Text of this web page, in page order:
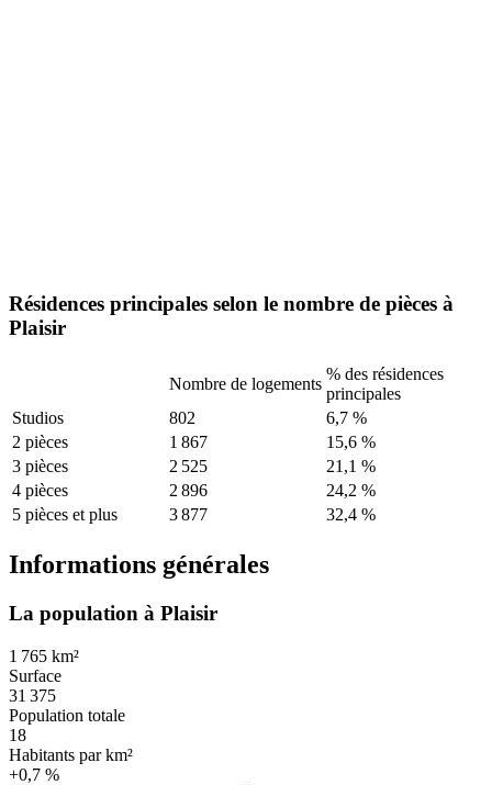
Résidences principales selon le nombre de pièces à
Plaisir
Nombre de logements
% des résidences
principales
Studios
802
6,7 %
2 pièces
1 867
15,6 %
3 pièces
2 525
21,1 %
4 pièces
2 896
24,2 %
5 pièces et plus
3 877 32,4 %
Informations générales
La population à Plaisir
1 765 km²
Surface
31 375
Population totale
18
Habitants par km²
+0,7 %